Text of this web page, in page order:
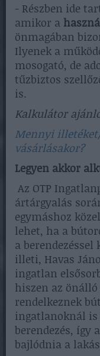
- Részben ide
amikor a
önmagában
Ilyenek a
mosogató, de
tűzbiztos
is.
Kalkulátor
Mennyi
vásárlásakor?
Legyen akkor
Az OTP
ártárgyalás
egymáshoz
lehet, ha a
a
illeti, Havas
ingatlan
hiszen az
rendelkeznek
ingatlanoknál is
berendezés, így
bajlódnia a